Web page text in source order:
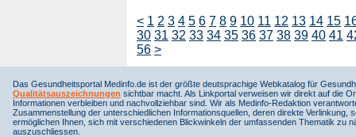
< 1 2 3 4 5 6 7 8 9 10 11 12 13 14 15
30 31 32 33 34 35 36 37 38 39 40 41
56 >
Das Gesundheitsportal Medinfo.de ist der größte deutsprachige Webkatalog für
Qualitätsauszeichnungen sichtbar macht. Als Linkportal verweisen wir direkt auf die
Informationen verbleiben und nachvollziehbar sind. Wir als Medinfo-Redaktion
Zusammenstellung der unterschiedlichen Informationsquellen, deren direkte
ermöglichen Ihnen, sich mit verschiedenen Blickwinkeln der umfassenden Thematik
auszuschliessen.